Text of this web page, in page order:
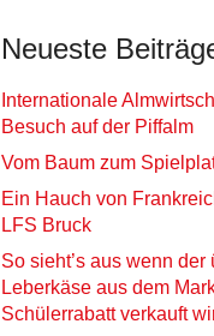
Neueste
Internationale
Besuch auf der Piffalm
Vom Baum zum
Ein Hauch von
LFS Bruck
So sieht’s aus wenn
Leberkäse aus dem
Schülerrabatt verkauft